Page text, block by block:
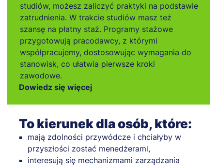
studiów, możesz zaliczyć praktyki na podstawie
zatrudnienia. W trakcie studiów masz też
szansę na płatny staż. Programy stażowe
przygotowują pracodawcy, z którymi
współpracujemy, dostosowując wymagania do
stanowisk, co ułatwia pierwsze kroki
zawodowe.
Dowiedz się więcej
To kierunek dla osób, które:
mają zdolności przywódcze i chciałyby w
przyszłości zostać menedżerami,
interesują się mechanizmami zarządzania